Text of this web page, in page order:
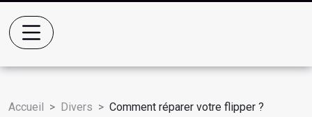
Accueil Divers Comment réparer votre flipper ?